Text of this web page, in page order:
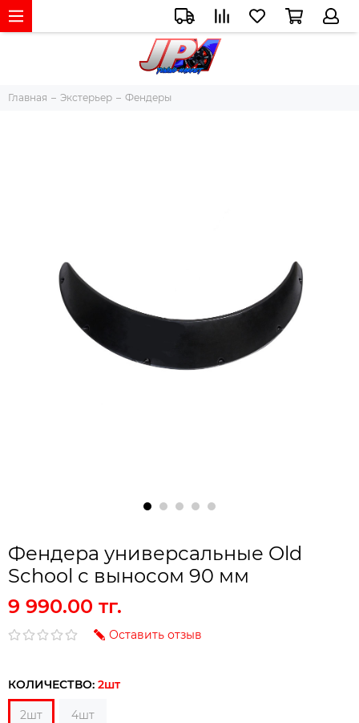
Главная Экстерьер Фендеры
Фендера универсальные Old
School с выносом 90 мм
9 990.00 тг.
Оставить отзыв
КОЛИЧЕСТВО: 2шт
2шт 4шт